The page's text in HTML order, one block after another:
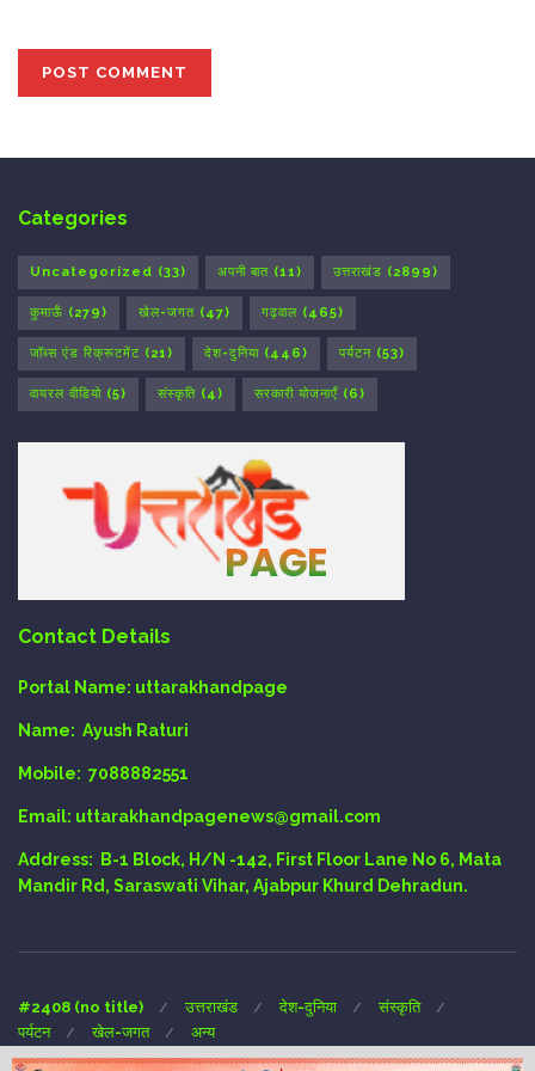
Categories
Uncategorized (33) अपनी बात (11) उत्तराखंड (2899)
कुमाऊँ (279) खेल-जगत (47) गढ़वाल (465)
जॉब्स एंड रिक्रूटमेंट (21) देश-दुनिया (446) पर्यटन (53)
वायरल वीडियो (5) संस्कृति (4) सरकारी योजनाएँ (6)
Contact Details
Portal Name: uttarakhandpage
Name: Ayush Raturi
Mobile: 7088882551
Email: uttarakhandpagenews@gmail.com
Address:
B-1 Block, H/N -142, First Floor Lane No 6, Mata
Mandir Rd, Saraswati Vihar, Ajabpur Khurd Dehradun.
#2408 (no title) उत्तराखंड देश-दुनिया
संस्कृति
पर्यटन
खेल-जगत अन्य